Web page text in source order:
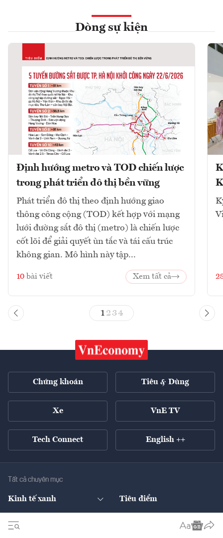
Dòng sự kiện
Định hướng metro và TOD chiến lược
trong phát triển đô thị bền vững
Phát triển đô thị theo định hướng giao
thông công cộng (TOD) kết hợp với mạng
lưới đường sắt đô thị (metro) là chiến lược
cốt lõi để giải quyết ùn tắc và tái cấu trúc
không gian. Mô hình này tập...
10 bài viết Xem tất cả
1 23 4
Chứng khoán Tiêu & Dùng
Xe VnE TV
Tech Connect English ++
Tất cả chuyên mục
Kinh tế xanh
Chuyển động xanh
Pháp lý
Tiêu điểm